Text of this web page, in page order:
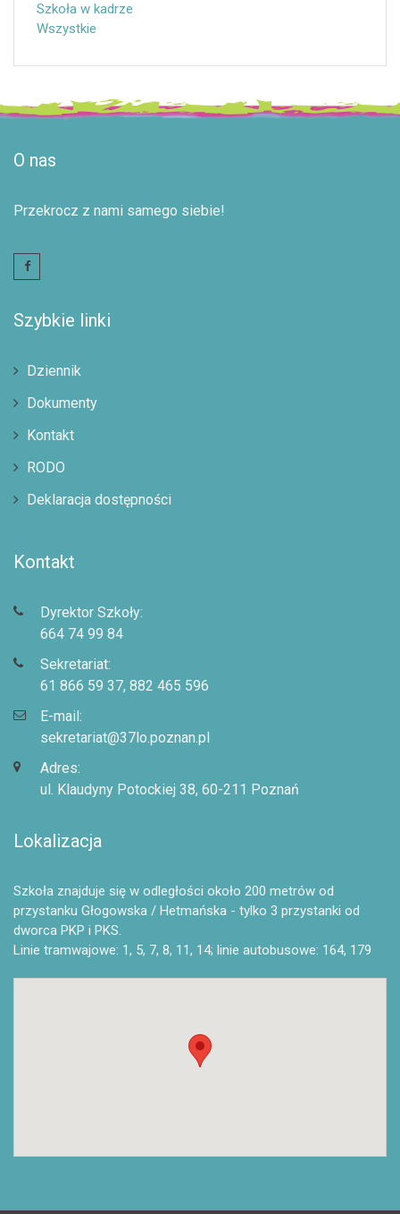
Szkoła w kadrze
Wszystkie
O nas
Przekrocz z nami samego siebie!
Szybkie linki
Dziennik
Dokumenty
Kontakt
RODO
Deklaracja dostępności
Kontakt
Dyrektor Szkoły:
664 74 99 84
Sekretariat:
61 866 59 37, 882 465 596
E-mail:
sekretariat@37lo.poznan.pl
Adres:
ul. Klaudyny Potockiej 38, 60-211 Poznań
Lokalizacja
Szkoła znajduje się w odległości około 200 metrów od
przystanku Głogowska / Hetmańska - tylko 3 przystanki od
dworca PKP i PKS.
Linie tramwajowe: 1, 5, 7, 8, 11, 14; linie autobusowe: 164, 179